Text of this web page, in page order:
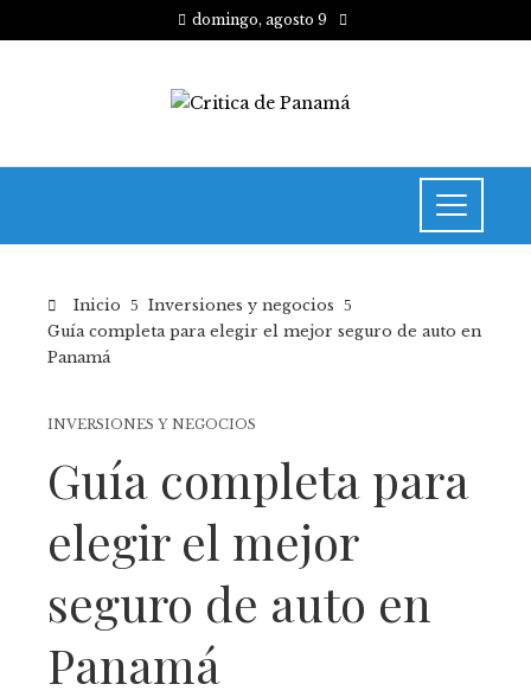
domingo, agosto 9
Inicio
Inversiones y negocios
Guía completa para elegir el mejor seguro de auto en
Panamá
INVERSIONES Y NEGOCIOS
Guía completa para
elegir el mejor
seguro de auto en
Panamá